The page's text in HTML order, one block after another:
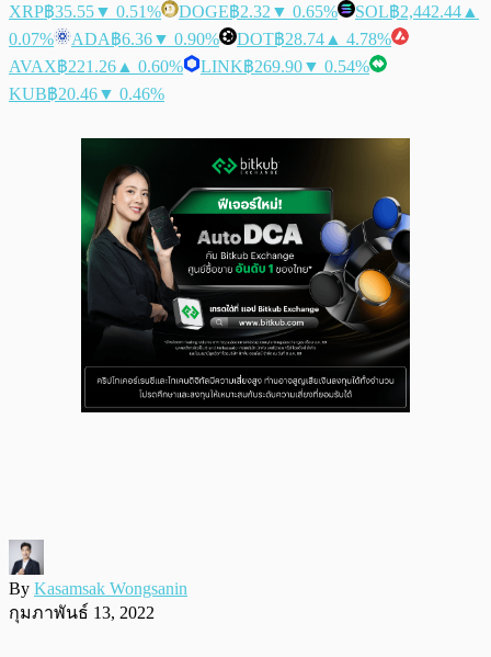
XRP฿35.55▼ 0.51% DOGE฿2.32 ▼ 0.65% SOL฿2,442.44 ▲
0.07%
ADA฿6.36▼ 0.90% DOT฿28.74 ▲ 4.78%
AVAX฿221.26 ▲ 0.60% LINK฿269.90▼ 0.54%
KUB฿20.46▼ 0.46%
By Kasamsak Wongsanin
กุมภาพันธ์ 13, 2022